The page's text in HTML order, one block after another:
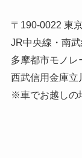
〒190-0022 東
JR中央線・南
多摩都市モノレ
西武信用金庫立
※車でお越しの